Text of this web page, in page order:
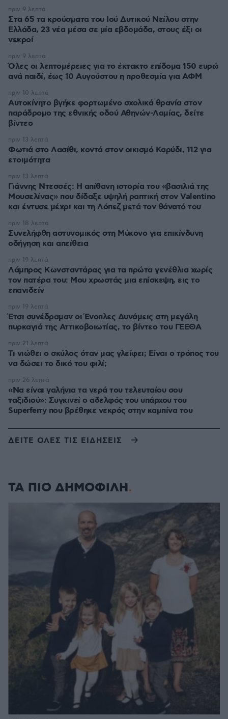
Στα 65 τα κρούσματα του Ιού Δυτικού Νείλου στην
Ελλάδα, 23 νέα μέσα σε μία εβδομάδα, στους έξι οι
νεκροί
πριν 9 λεπτά
Όλες οι λεπτομέρειες για το έκτακτο επίδομα 150 ευρώ
ανά παιδί, έως 10 Αυγούστου η προθεσμία για ΑΦΜ
πριν 9 λεπτά
Αυτοκίνητο βγήκε φορτωμένο σχολικά θρανία στον
παράδρομο της εθνικής οδού Αθηνών-Λαμίας, δείτε
βίντεο
πριν 10 λεπτά
Φωτιά στο Λασίθι, κοντά στον οικισμό Καρύδι, 112 για
ετοιμότητα
πριν 13 λεπτά
Γιάννης Ντεσσές: Η απίθανη ιστορία του «βασιλιά της
Μουσελίνας» που δίδαξε υψηλή ραπτική στον Valentino
και έντυσε μέχρι και τη Λόπεζ μετά τον θάνατό του
πριν 13 λεπτά
Συνελήφθη αστυνομικός στη Μύκονο για επικίνδυνη
οδήγηση και απείθεια
πριν 18 λεπτά
Λάμπρος Κωνσταντάρας για τα πρώτα γενέθλια χωρίς
τον πατέρα του: Μου χρωστάς μια επίσκεψη, εις το
επανιδείν
πριν 19 λεπτά
Έτσι συνέδραμαν οι Ένοπλες Δυνάμεις στη μεγάλη
πυρκαγιά της Αττικοβοιωτίας, το βίντεο του ΓΕΕΘΑ
πριν 19 λεπτά
Τι νιώθει ο σκύλος όταν μας γλείφει; Είναι ο τρόπος του
να δώσει το δικό του φιλί;
πριν 21 λεπτά
«Να είναι γαλήνια τα νερά του τελευταίου σου
ταξιδιού»: Συγκινεί ο αδελφός του υπάρχου του
Superferry που βρέθηκε νεκρός στην καμπίνα του
πριν 26 λεπτά
ΔΕΙΤΕ ΟΛΕΣ ΤΙΣ ΕΙΔΗΣΕΙΣ
ΤΑ ΠΙΟ ΔΗΜΟΦΙΛΗ